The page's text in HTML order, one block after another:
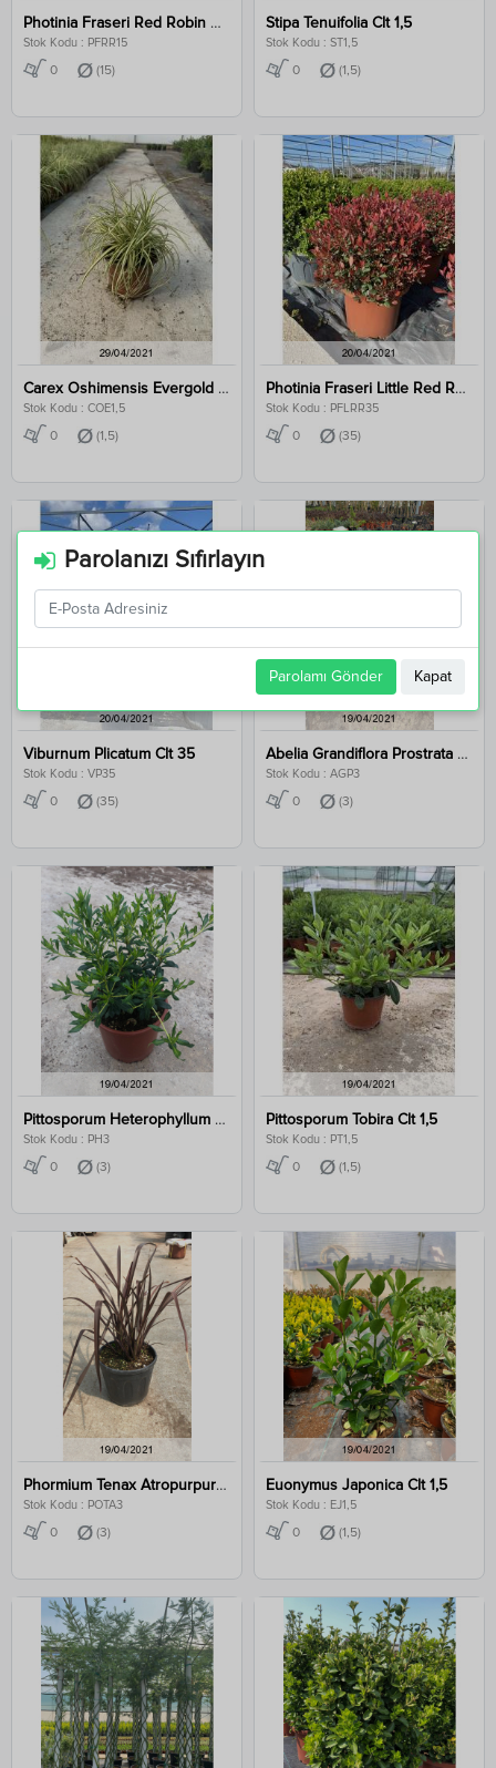
Photinia Fraseri Red Robin Clt 15
Stok Kodu : PFRR15
0 (15)
Stipa Tenuifolia Clt 1,5
Stok Kodu : ST1,5
0 (1,5)
Carex Oshimensis Evergold Clt 1,5
Stok Kodu : COE1,5
0 (1,5)
Photinia Fraseri Little Red Robin Clt 35
Stok Kodu : PFLRR35
0 (35)
Viburnum Plicatum Clt 35
Stok Kodu : VP35
0 (35)
Abelia Grandiflora Prostrata Clt 3
Stok Kodu : AGP3
0 (3)
Pittosporum Heterophyllum Clt 3
Stok Kodu : PH3
0 (3)
Pittosporum Tobira Clt 1,5
Stok Kodu : PT1,5
0 (1,5)
Phormium Tenax Atropurpureum Clt 3
Stok Kodu : POTA3
0 (3)
Euonymus Japonica Clt 1,5
Stok Kodu : EJ1,5
0 (1,5)
Parolanızı Sıfırlayın
Parolamı Gönder Kapat